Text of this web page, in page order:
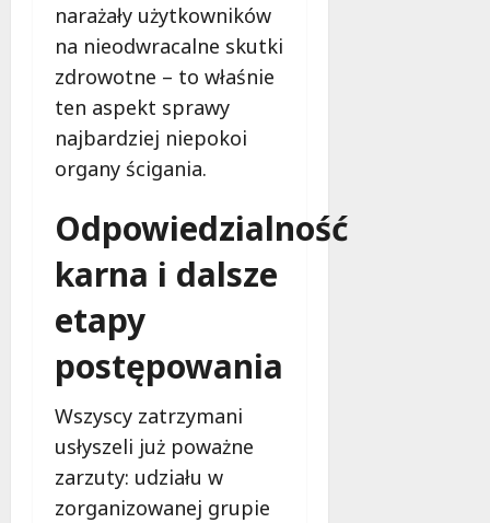
narażały użytkowników
na nieodwracalne skutki
zdrowotne – to właśnie
ten aspekt sprawy
najbardziej niepokoi
organy ścigania.
Odpowiedzialność
karna i dalsze
etapy
postępowania
Wszyscy zatrzymani
usłyszeli już poważne
zarzuty: udziału w
zorganizowanej grupie